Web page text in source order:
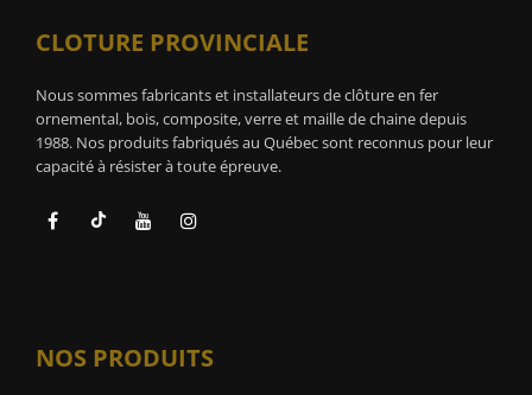
CLOTURE PROVINCIALE
Nous sommes fabricants et installateurs de clôture en fer
ornemental, bois, composite, verre et maille de chaine depuis
1988. Nos produits fabriqués au Québec sont reconnus pour leur
capacité à résister à toute épreuve.
NOS PRODUITS